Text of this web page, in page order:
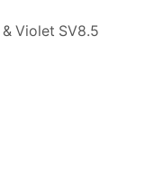
Violet SV8.5